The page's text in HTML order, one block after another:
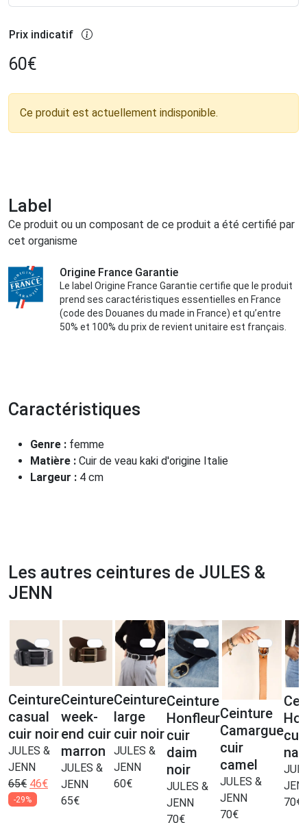
Prix indicatif
60€
Ce produit est actuellement indisponible.
Label
Ce produit ou un composant de ce produit a été certifié par
cet organisme
Origine France Garantie
Le label Origine France Garantie certifie que le produit
prend ses caractéristiques essentielles en France
(code des Douanes du made in France) et qu’entre
50% et 100% du prix de revient unitaire est français.
Caractéristiques
Genre : femme
Matière : Cuir de veau kaki d'origine Italie
Largeur : 4 cm
Les autres ceintures de JULES &
JENN
Ceinture
casual
cuir noir
JULES &
JENN
65€ 46€
-29%
Ceinture
week-
end cuir
marron
JULES &
JENN
65€
Ceinture
large
cuir noir
JULES &
JENN
60€
Ceinture
Honfleur
cuir
daim
noir
JULES &
JENN
70€
Ceinture
Camargue
cuir
camel
JULES &
JENN
70€
cuir
70€